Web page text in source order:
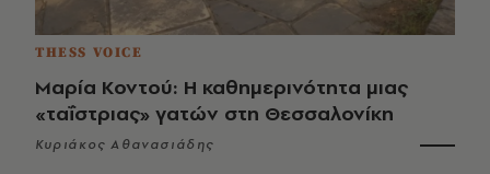
THESS VOICE
Μαρία Κοντού: Η καθημερινότητα μιας
«ταΐστριας» γατών στη Θεσσαλονίκη
Κυριάκος Αθανασιάδης